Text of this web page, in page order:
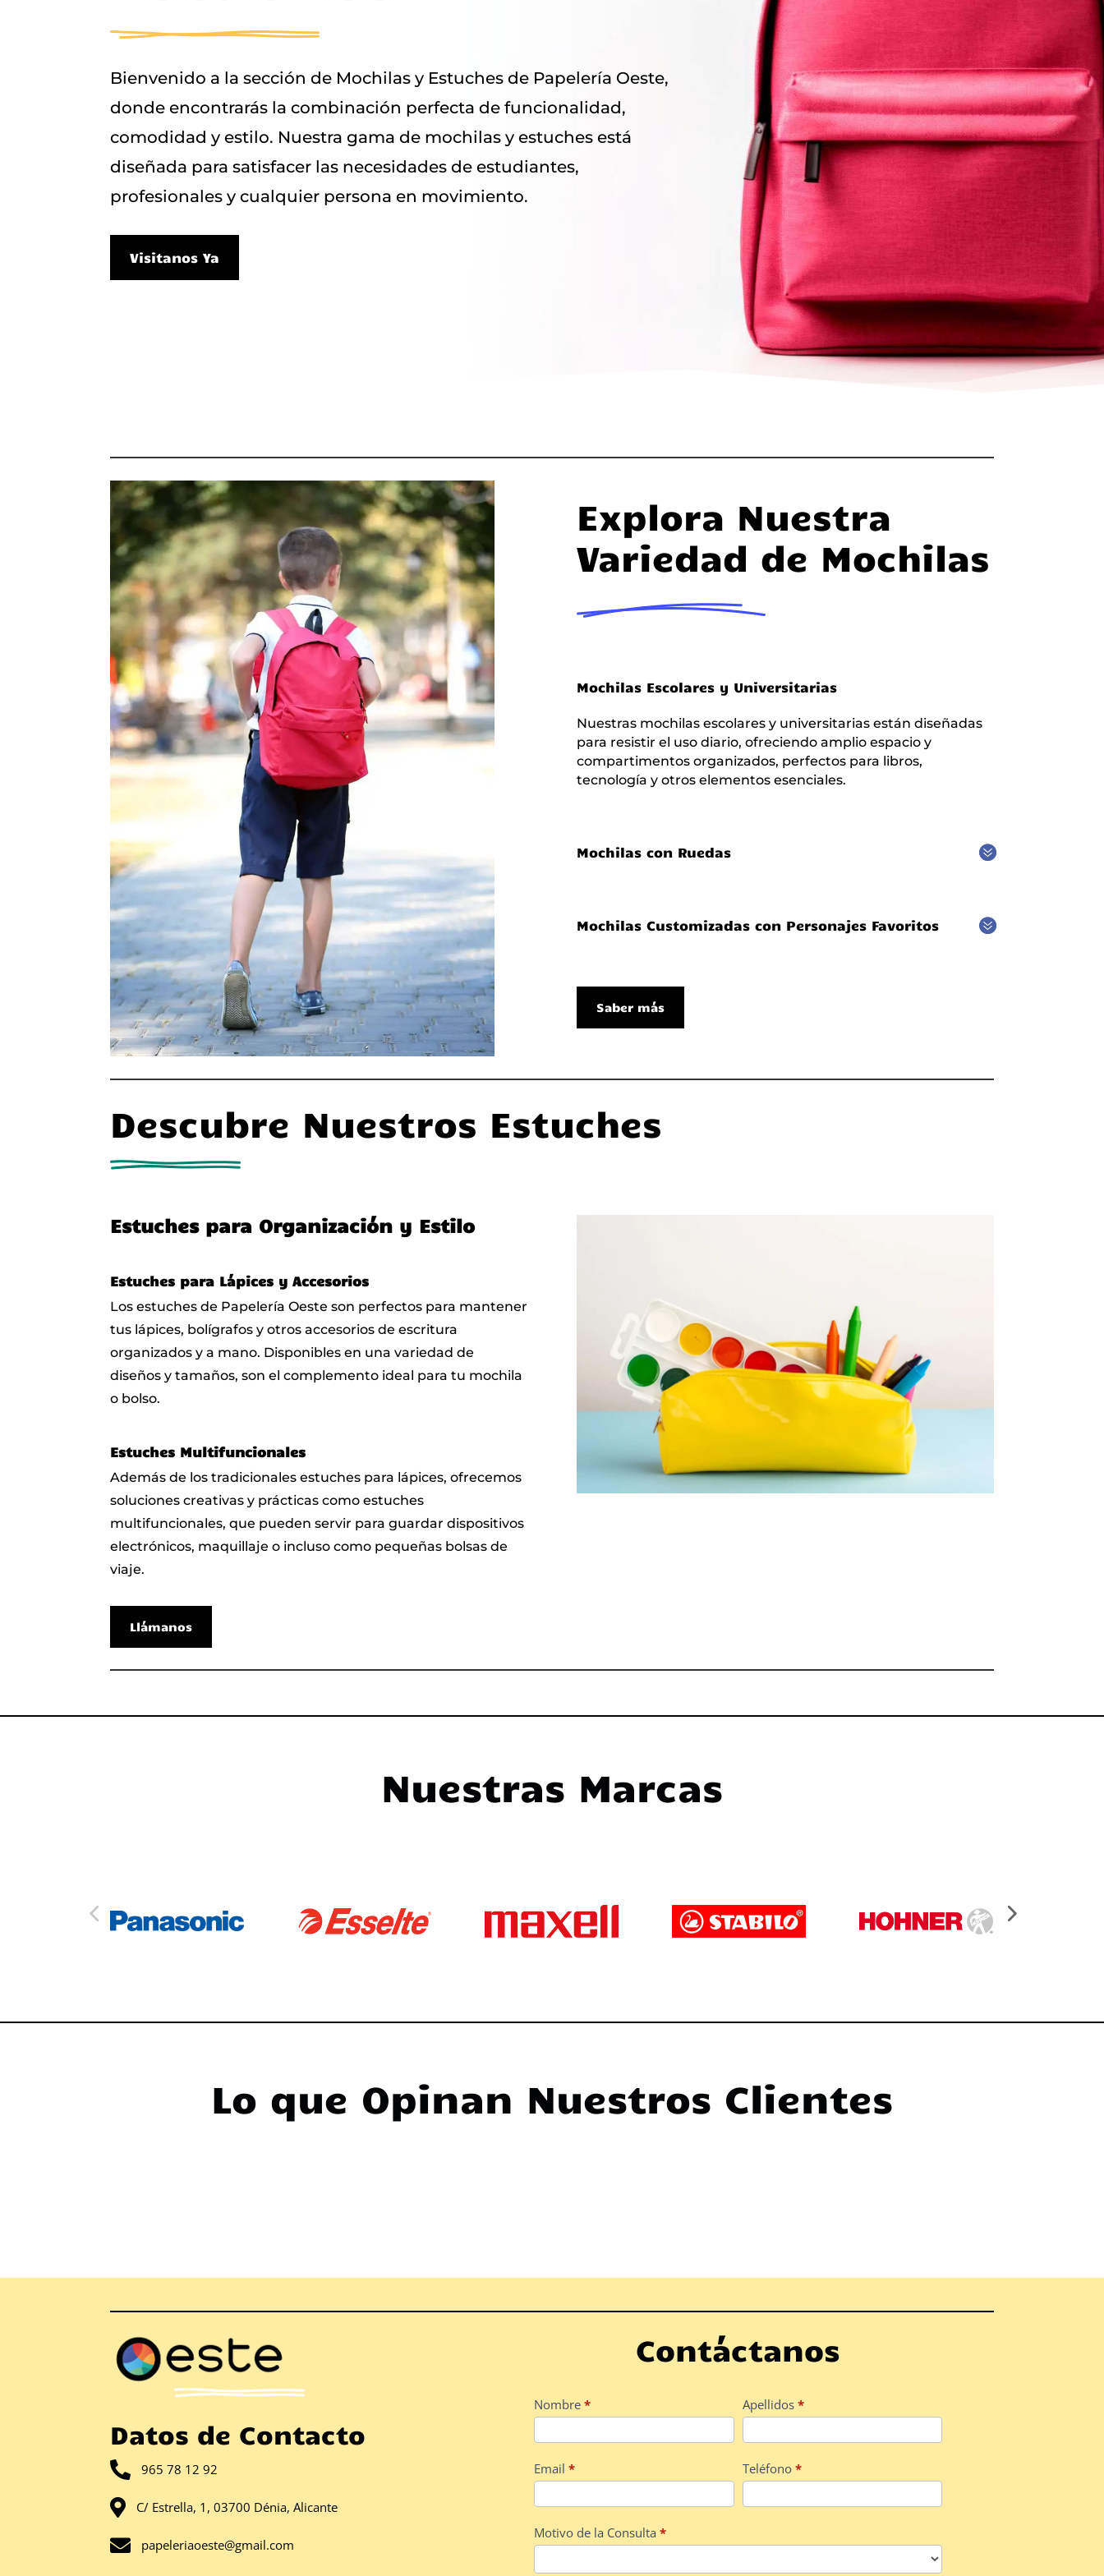
Bienvenido a la sección de Mochilas y Estuches de Papelería Oeste,
donde encontrarás la combinación perfecta de funcionalidad,
comodidad y estilo. Nuestra gama de mochilas y estuches está
diseñada para satisfacer las necesidades de estudiantes,
profesionales y cualquier persona en movimiento.
Visitanos Ya
Explora Nuestra
Variedad de Mochilas
Mochilas Escolares y Universitarias
Nuestras mochilas escolares y universitarias están diseñadas
para resistir el uso diario, ofreciendo amplio espacio y
compartimentos organizados, perfectos para libros,
tecnología y otros elementos esenciales.
Mochilas con Ruedas
Mochilas Customizadas con Personajes Favoritos
Saber más
Descubre Nuestros Estuches
Estuches para Organización y Estilo
Estuches para Lápices y Accesorios
Los estuches de Papelería Oeste son perfectos para mantener
tus lápices, bolígrafos y otros accesorios de escritura
organizados y a mano. Disponibles en una variedad de
diseños y tamaños, son el complemento ideal para tu mochila
o bolso.
Estuches Multifuncionales
Además de los tradicionales estuches para lápices, ofrecemos
soluciones creativas y prácticas como estuches
multifuncionales, que pueden servir para guardar dispositivos
electrónicos, maquillaje o incluso como pequeñas bolsas de
viaje.
Llámanos
Nuestras Marcas
Lo que Opinan Nuestros Clientes
Datos de Contacto
 965 78 12 92
 C/ Estrella, 1, 03700 Dénia, Alicante
 papeleriaoeste@gmail.com
Contáctanos
Contact
Us
Nombre* Apellidos *
Email* Teléfono *
Motivo de la Consulta*